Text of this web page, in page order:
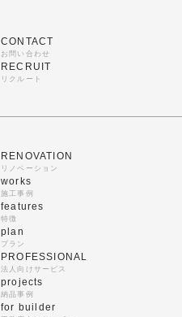
CONTACT
お問い合わせ
RECRUIT
リクルート
RENOVATION
リノベーション
works
施工事例
features
特徴
plan
プラン
PROFESSIONAL
法人向けサービス
projects
納品事例
for builder